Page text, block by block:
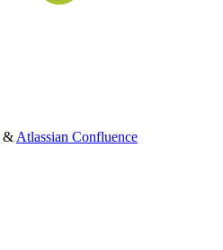
& Atlassian Confluence